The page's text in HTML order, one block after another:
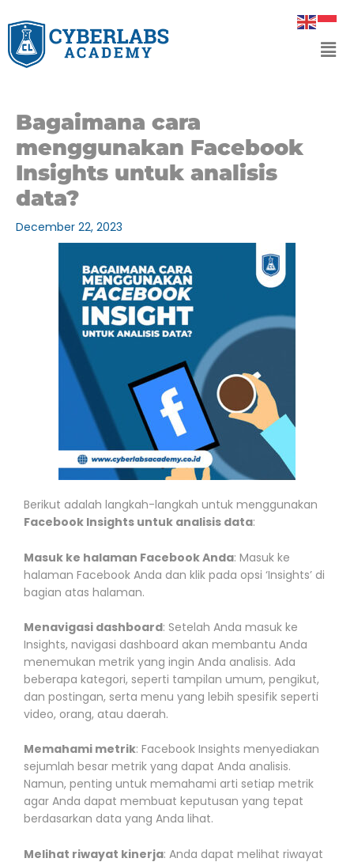
to
content
Bagaimana cara
menggunakan Facebook
Insights untuk analisis
data?
December 22, 2023
Berikut adalah langkah-langkah untuk menggunakan
Facebook Insights untuk analisis data:
Masuk ke halaman Facebook Anda: Masuk ke
halaman Facebook Anda dan klik pada opsi ‘Insights’ di
bagian atas halaman.
Menavigasi dashboard: Setelah Anda masuk ke
Insights, navigasi dashboard akan membantu Anda
menemukan metrik yang ingin Anda analisis. Ada
beberapa kategori, seperti tampilan umum, pengikut,
dan postingan, serta menu yang lebih spesifik seperti
video, orang, atau daerah.
Memahami metrik: Facebook Insights menyediakan
sejumlah besar metrik yang dapat Anda analisis.
Namun, penting untuk memahami arti setiap metrik
agar Anda dapat membuat keputusan yang tepat
berdasarkan data yang Anda lihat.
Melihat riwayat kinerja: Anda dapat melihat riwayat